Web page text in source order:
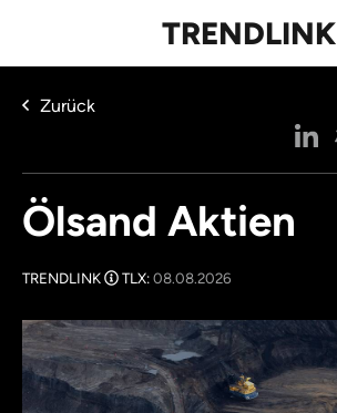
TRENDLINK
Zurück
Ölsand Aktien
TRENDLINK TLX:08.08.2026